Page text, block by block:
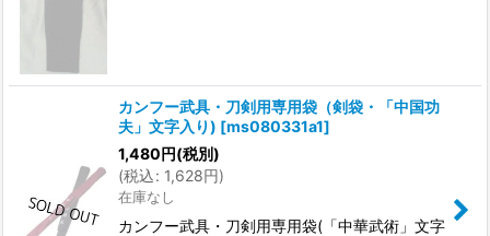
カンフー武具・刀剣用専用袋（剣袋・「中国功
夫」文字入り) [ms080331a1]
1,480円(税別)
(税込: 1,628円)
在庫なし
カンフー武具・刀剣用専用袋(「中華武術」文字